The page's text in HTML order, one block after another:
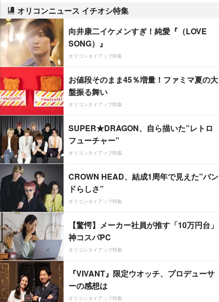
オリコンニュース イチオシ特集
向井康二イケメンすぎ！純愛『（LOVE
SONG）』
オリコンタイアップ特集
お値段そのまま45％増量！ファミマ夏の大
盤振る舞い
オリコンタイアップ特集
SUPER★DRAGON、自ら描いた”レトロ
フューチャー”
オリコンタイアップ特集
CROWN HEAD、結成1周年で見えた”バン
ドらしさ”
オリコンタイアップ特集
【驚愕】メーカー社員が推す「10万円台」
神コスパPC
オリコンタイアップ特集
『VIVANT』限定ウオッチ、プロデューサ
ーの感想は
オリコンタイアップ特集